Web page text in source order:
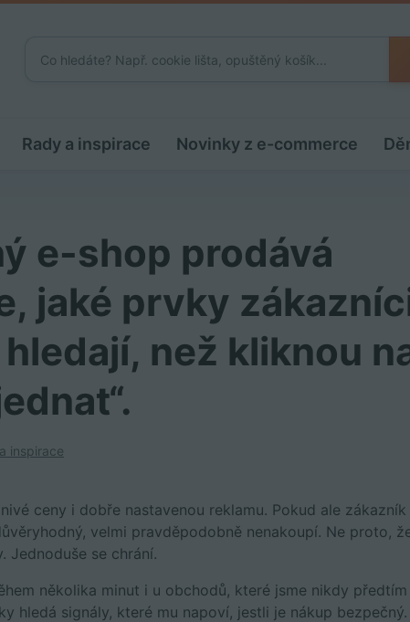
Rady a inspirace Novinky z e-commerce
e-shop prodává
jaké prvky
než kliknou
inspirace
ceny i dobře nastavenou reklamu. Pokud ale zákazník
velmi pravděpodobně nenakoupí. Ne proto,
Jednoduše se chrání.
několika minut i u obchodů, které jsme nikdy předtím
hledá signály, které mu napoví, jestli je nákup bezpečný.